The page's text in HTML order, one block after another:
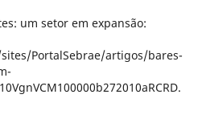
um setor em expansão:
PortalSebrae/artigos/bares-